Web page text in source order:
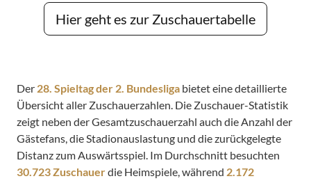
Hier geht es zur Zuschauertabelle
Der 28. Spieltag der 2. Bundesliga bietet eine detaillierte
Übersicht aller Zuschauerzahlen. Die Zuschauer-Statistik
zeigt neben der Gesamtzuschauerzahl auch die Anzahl der
Gästefans, die Stadionauslastung und die zurückgelegte
Distanz zum Auswärtsspiel. Im Durchschnitt besuchten
30.723 Zuschauerdie Heimspiele, während 2.172